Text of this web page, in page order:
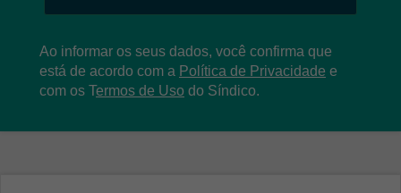
Ao informar os seus dados, você confirma que
está de acordo com a Política de Privacidade e
com os Termos de Uso do Síndico.